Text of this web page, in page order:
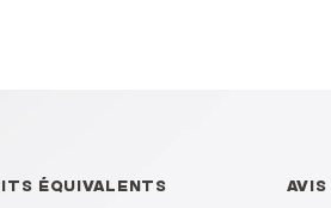
ÉQUIVALENTS AVIS